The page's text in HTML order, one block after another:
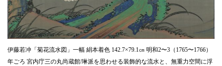
伊藤若冲「菊花流水図」一幅 絹本着色 142.7×79.1㎝ 明和2〜3（1765〜1766）
年ごろ 宮内庁三の丸尚蔵館/琳派を思わせる装飾的な流水と、無重力空間に浮